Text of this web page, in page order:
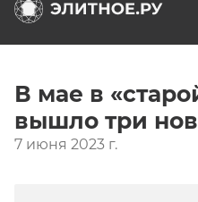
В мае в
вышло три
7 июня 2023 г.